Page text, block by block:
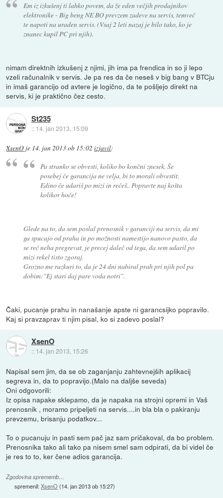
Em iz izkušenj ti lahko povem, da že eden večjih prodajnikov
elektronike - Big beng NE BO prevzem zadeve na servis, temveč
te napoti na uraden servis. (Vsaj 2 leti nazaj je bilo tako, ko je
znanec kupil PC pri njih).
nimam direktnih izkušenj z njimi, jih ima pa frendica in so ji lepo
vzeli računalnik v servis. Je pa res da če neseš v big bang v BTCju
in imaš garancijo od avtere je logično, da te pošljejo direkt na
servis, ki je praktično čez cesto.
St235
:: 14. jan 2013, 15:09
XsenO je 14. jan 2013 ob 15:02 izjavil:
Pa stranko se obvesti, koliko bo končni znesek. Še
posebej če garancija ne velja, bi to morali obvestit.
Edino če udariš po mizi in rečeš.. Popravte naj košta
kolikor hoče!
Glede na to, da sem poslal prenosnik v garanciji na servis, da mi
ga spucajo od praha in po možnosti namestijo nanovo pasto, da
se reč neha pregrevat, je precej daleč od tega, da sem udaril po
mizi rekel tisto zgoraj.
Grozno me razkuri to, da je 24 dni nabiral prah pri njih pol pa
dobim:"Ej stari daj pare voda notri".
Čaki, pucanje prahu in nanašanje apste ni garancsijko popravilo.
Kaj si pravzaprav ti njim pisal, ko si zadevo poslal?
XsenO
:: 14. jan 2013, 15:26
Napisal sem jim, da se ob zaganjanju zahtevnejših aplikacij
segreva in, da to popravijo.(Malo na daljše seveda)
Oni odgovorili:
Iz opisa napake sklepamo, da je napaka na strojni opremi in Vaš
prenosnik , moramo pripeljeti na servis....in bla bla o pakiranju
prevzemu, brisanju podatkov...
To o pucanuju in pasti sem pač jaz sam pričakoval, da bo problem.
Prenosnika tako ali tako pa nisem smel sam odpirati, da bi videl če
je res to to, ker čene adios garancija.
Zgodovina sprememb…
spremenil:XsenO(14. jan 2013 ob 15:27)